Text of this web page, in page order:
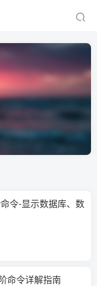
令-显示数据库、数
命令详解指南